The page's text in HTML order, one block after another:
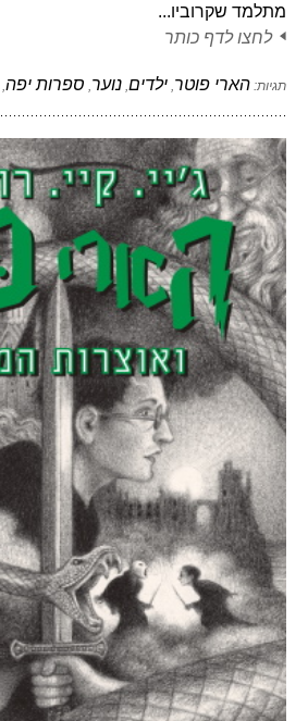
מתלמד שקרוביו...
לחצו לדף כותר
תגיות: הארי פוטר ילדים נוער ספרות יפה